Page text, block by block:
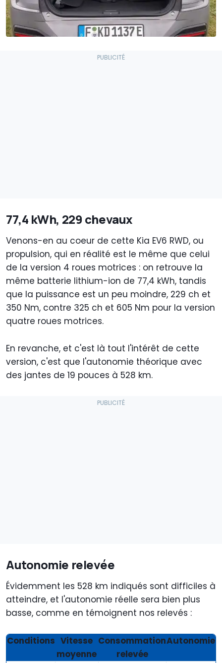
77,4 kWh, 229 chevaux
Venons-en au coeur de cette Kia EV6 RWD, ou
propulsion, qui en réalité est le même que celui
de la version 4 roues motrices : on retrouve la
même batterie lithium-ion de 77,4 kWh, tandis
que la puissance est un peu moindre, 229 ch et
350 Nm, contre 325 ch et 605 Nm pour la version
quatre roues motrices.
En revanche, et c'est là tout l'intérêt de cette
version, c'est que l'autonomie théorique avec
des jantes de 19 pouces à 528 km.
Autonomie relevée
Évidemment les 528 km indiqués sont difficiles à
atteindre, et l'autonomie réelle sera bien plus
basse, comme en témoignent nos relevés :
Conditions Vitesse
moyenne
Consommation
relevée
Autonomie